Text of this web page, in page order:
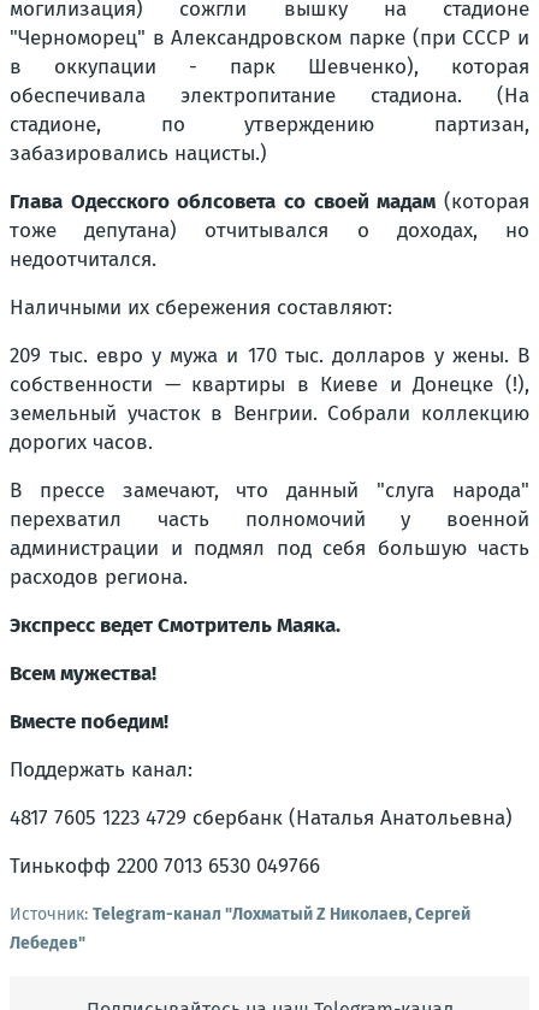
могилизация) сожгли вышку на стадионе
"Черноморец" в Александровском парке (при СССР и
в оккупации - парк Шевченко), которая
обеспечивала электропитание стадиона. (На
стадионе, по утверждению партизан,
забазировались нацисты.)
Глава Одесского облсовета со своей мадам (которая
тоже депутана) отчитывался о доходах, но
недоотчитался.
Наличными их сбережения составляют:
209 тыс. евро у мужа и 170 тыс. долларов у жены. В
собственности — квартиры в Киеве и Донецке (!),
земельный участок в Венгрии. Собрали коллекцию
дорогих часов.
В прессе замечают, что данный "слуга народа"
перехватил часть полномочий у военной
администрации и подмял под себя большую часть
расходов региона.
Экспресс ведет Смотритель Маяка.
Всем мужества!
Вместе победим!
Поддержать канал:
4817 7605 1223 4729 сбербанк (Наталья Анатольевна)
Тинькофф 2200 7013 6530 049766
Источник: Telegram-канал "Лохматый Z Николаев, Сергей
Лебедев"